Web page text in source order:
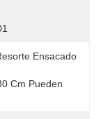
Ensacado
Cm Pueden